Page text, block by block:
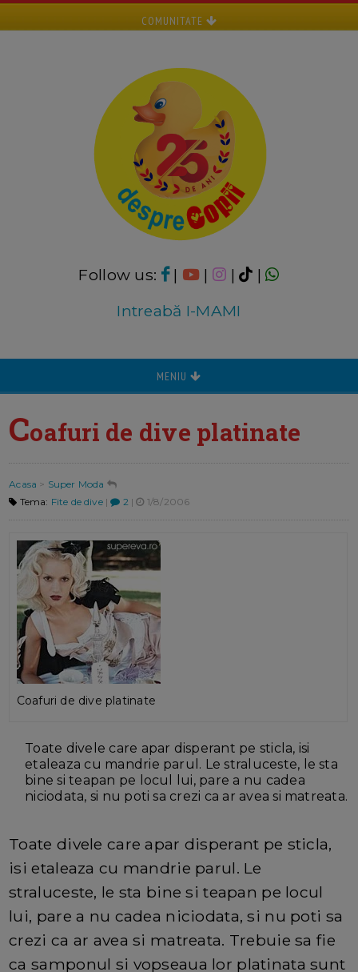
COMUNITATE
Follow us: | | |
|
Intreabă I-MAMI
MENIU
Coafuri de dive platinate
Acasa > Super Moda
Tema: Fite de dive| 2| 1/8/2006
Coafuri de dive platinate
Toate divele care apar disperant pe sticla, isi
etaleaza cu mandrie parul. Le straluceste, le sta
bine si teapan pe locul lui, pare a nu cadea
niciodata, si nu poti sa crezi ca ar avea si matreata.
Toate divele care apar disperant pe sticla,
isi etaleaza cu mandrie parul. Le
straluceste, le sta bine si teapan pe locul
lui, pare a nu cadea niciodata, si nu poti sa
crezi ca ar avea si matreata. Trebuie sa fie
ca samponul si vopseaua lor platinata sunt